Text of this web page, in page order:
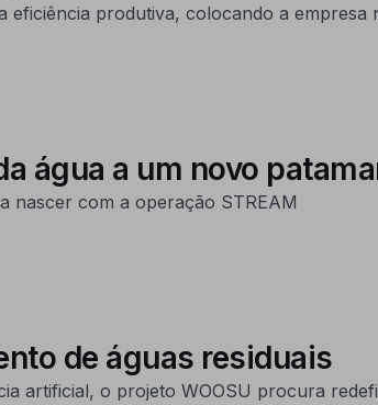
produtiva, colocando a
água a um novo
nascer com a operação STREAM
de águas residuais
artificial, o projeto WOOSU procura